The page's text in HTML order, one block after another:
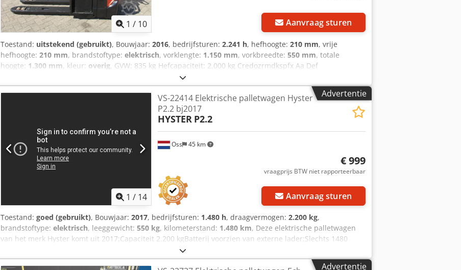
1 / 10 Aanvraag sturen
Toestand: uitstekend (gebruikt), Bouwjaar: 2016, bedrijfsturen: 2.241 h, hefhoogte: 210 mm, vrije
hefhoogte: 210 mm, brandstoftype: elektrisch, vorklengte: 1.150 mm, vorkbreedte: 550 mm, totale
hoogte: 1.300 mm, kleur: overig, GVW: 835 kg Hefcapaciteit: 2.000 kg Credozrmdkspfx Aa Def
FUNCTIONEERT ALS NIEUW! Batterij 24V 5PzB 500Ah met vulsysteem, 220V hoogfrequent lader, Vorkmaat
1150 x 550 mm en afstand tussen de vorken 190 mm, Tandem vorkwielen, Opklapbaar staplateau,
Stuurbekrachtiging, In Nederland garantie machine 3 maanden, in Nederland garantie batterij 1 jaar.
Advertentie
1 / 14
Oss 45 km
VS-22414 Elektrische palletwagen Hyster
P2.2 bj2017
HYSTER P2.2
€ 999
vraagprijs BTW niet rapporteerbaar
Aanvraag sturen
Toestand: goed (gebruikt), Bouwjaar: 2017, bedrijfsturen: 1.480 h, draagvermogen: 2.200 kg,
brandstoftype: elektrisch, leeggewicht: 550 kg, kilometerstand: 1.480 km, Deze elektrische palletwagen
van het merk Hyster komt uit 2017;Capaciteit 2.200 kgBatterij voorzien van externe lader;Slechts 1480
uren op de teller;Geschikt voor europallets. Bekijk de video op YouTube Crjdpfx Aasxg R Ebe Dof
Advertentie